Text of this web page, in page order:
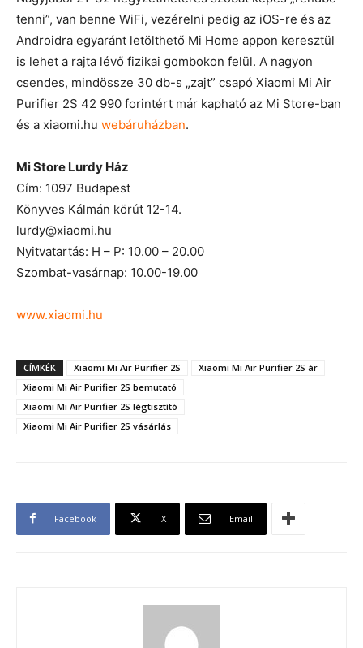
tenni”, van benne WiFi, vezérelni pedig az iOS-re és az
Androidra egyaránt letölthető Mi Home appon keresztül
is lehet a rajta lévő fizikai gombokon felül. A nagyon
csendes, mindössze 30 db-s „zajt” csapó Xiaomi Mi Air
Purifier 2S 42 990 forintért már kapható az Mi Store-ban
és a xiaomi.hu webáruházban.
Mi Store Lurdy Ház
Cím: 1097 Budapest
Könyves Kálmán körút 12-14.
lurdy@xiaomi.hu
Nyitvatartás: H – P: 10.00 – 20.00
Szombat-vasárnap: 10.00-19.00
www.xiaomi.hu
CÍMKÉK Xiaomi Mi Air Purifier 2S
Xiaomi Mi Air Purifier 2S ár
Xiaomi Mi Air Purifier 2S bemutató
Xiaomi Mi Air Purifier 2S légtisztító
Xiaomi Mi Air Purifier 2S vásárlás
Facebook X Email